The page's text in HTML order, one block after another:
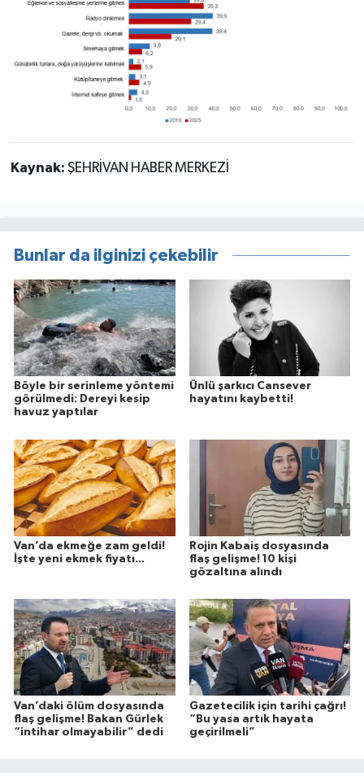
Kaynak: ŞEHRİVAN HABER MERKEZİ
Bunlar da ilginizi çekebilir
Böyle bir serinleme yöntemi
görülmedi: Dereyi kesip
havuz yaptılar
Ünlü şarkıcı Cansever
hayatını kaybetti!
Van’da ekmeğe zam geldi!
İşte yeni ekmek fiyatı...
Rojin Kabaiş dosyasında
flaş gelişme! 10 kişi
gözaltına alındı
Van’daki ölüm dosyasında
flaş gelişme! Bakan Gürlek
“intihar olmayabilir” dedi
Gazetecilik için tarihi çağrı!
“Bu yasa artık hayata
geçirilmeli”